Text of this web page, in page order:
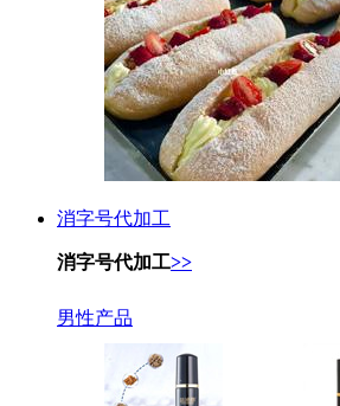
消字号代加工
消字号代加工>>
男性产品